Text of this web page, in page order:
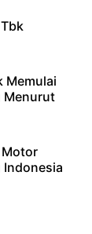
Memulai
Menurut
Motor